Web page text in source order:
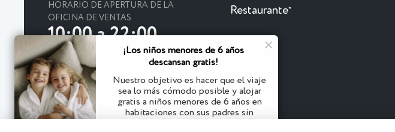
HORARIO DE APERTURA DE LA
OFICINA DE VENTAS
10:00 a 22:00
Restaurante★
¡Los niños menores de 6 años
descansan gratis!
Nuestro objetivo es hacer que el viaje
sea lo más cómodo posible y alojar
gratis a niños menores de 6 años en
habitaciones con sus padres sin